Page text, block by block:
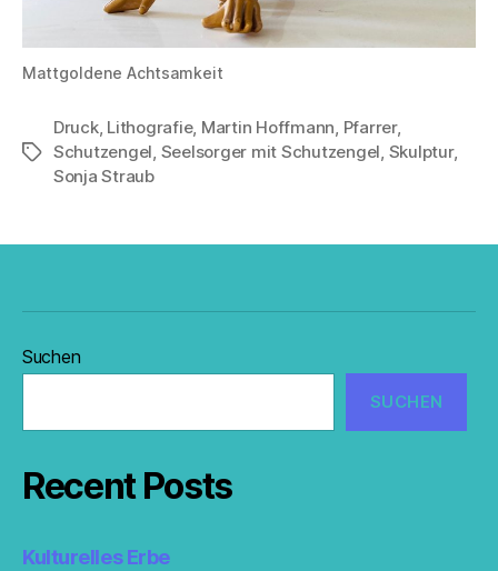
Mattgoldene Achtsamkeit
Tags
Druck, Lithografie, Martin Hoffmann, Pfarrer,
Schutzengel, Seelsorger mit Schutzengel, Skulptur,
Sonja Straub
Suchen
SUCHEN
Recent Posts
Kulturelles Erbe